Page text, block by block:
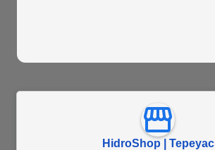
HidroShop | Tepeyac